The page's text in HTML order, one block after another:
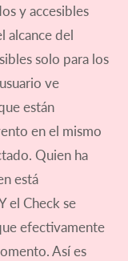
y accesibles
alcance del
solo para los
ve
están
en el mismo
Quien ha
está
el Check se
efectivamente
Así es